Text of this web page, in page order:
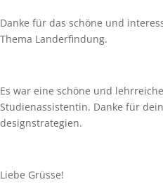
Danke für das schöne und
Thema Landerfindung.
Es war eine schöne und
Studienassistentin. Danke für
designstrategien.
Liebe Grüsse!